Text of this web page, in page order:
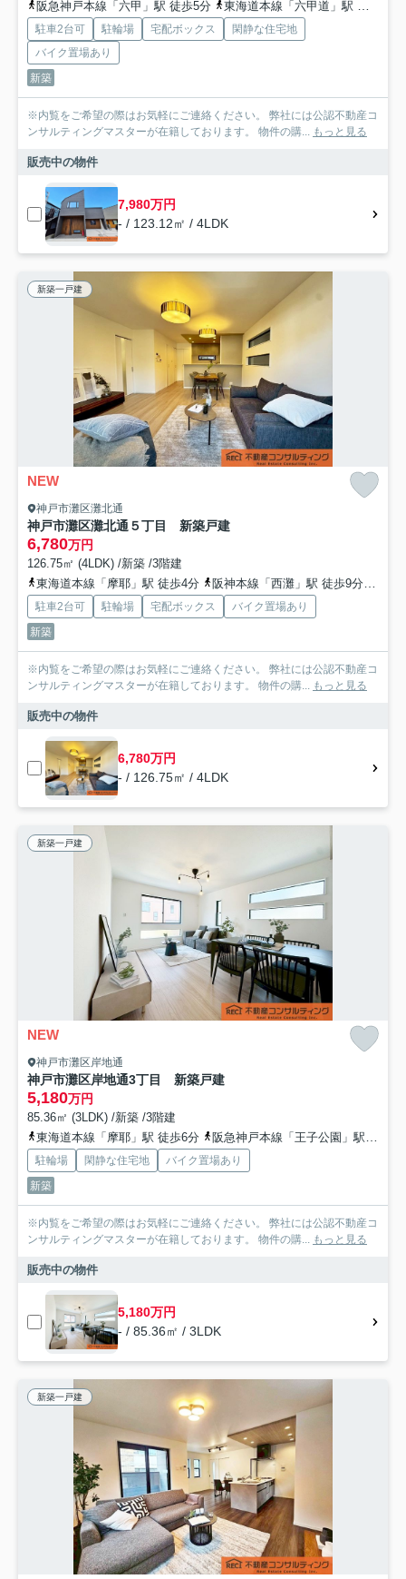
阪急神戸本線「六甲」駅 徒歩5分
東海道本線「六甲道」駅 徒歩18分
駐車2台可 駐輪場 宅配ボックス
閑静な住宅地
バイク置場あり
新築
※内覧をご希望の際はお気軽にご連絡ください。 弊社には公認不動産コ
ンサルティングマスターが在籍しております。 物件の購... もっと見る
販売中の物件
7,980万円
- / 123.12㎡ / 4LDK
新築一戸建
NEW
神戸市灘区灘北通
神戸市灘区灘北通５丁目 新築戸建
6,780万円
126.75㎡ (4LDK) /新築 /3階建
東海道本線「摩耶」駅 徒歩4分
阪神本線「西灘」駅 徒歩9分
駐車2台可 駐輪場 宅配ボックス
バイク置場あり
新築
※内覧をご希望の際はお気軽にご連絡ください。 弊社には公認不動産コ
ンサルティングマスターが在籍しております。 物件の購... もっと見る
販売中の物件
6,780万円
- / 126.75㎡ / 4LDK
新築一戸建
NEW
神戸市灘区岸地通
神戸市灘区岸地通3丁目 新築戸建
5,180万円
85.36㎡ (3LDK) /新築 /3階建
東海道本線「摩耶」駅 徒歩6分
阪急神戸本線「王子公園」駅 徒歩10分
駐輪場 閑静な住宅地
バイク置場あり
新築
※内覧をご希望の際はお気軽にご連絡ください。 弊社には公認不動産コ
ンサルティングマスターが在籍しております。 物件の購... もっと見る
販売中の物件
5,180万円
- / 85.36㎡ / 3LDK
新築一戸建